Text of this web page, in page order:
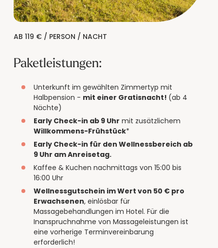
AB 119 € / PERSON / NACHT
Paketleistungen:
Unterkunft im gewählten Zimmertyp mit
Halbpension - mit einer Gratisnacht! (ab 4
Nächte)
Early Check-in ab 9 Uhr mit zusätzlichem
Willkommens-Frühstück*
Early Check-in für den Wellnessbereich ab
9 Uhr am Anreisetag.
Kaffee & Kuchen nachmittags von 15:00 bis
16:00 Uhr
Wellnessgutschein im Wert von 50 € pro
Erwachsenen, einlösbar für
Massagebehandlungen im Hotel. Für die
Inanspruchnahme von Massageleistungen ist
eine vorherige Terminvereinbarung
erforderlich!